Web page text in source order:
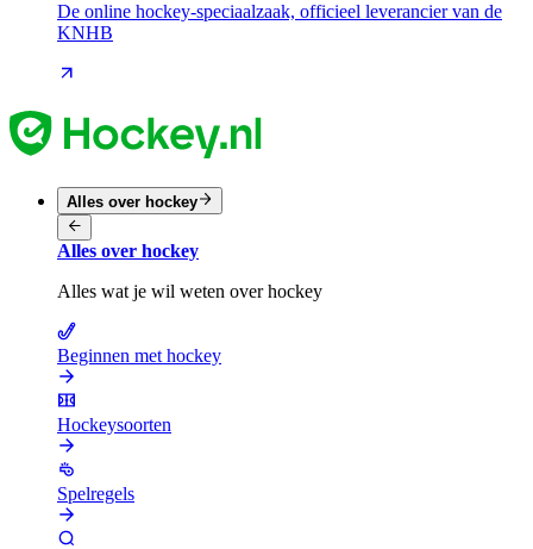
De online hockey-speciaalzaak, officieel leverancier van de
KNHB
Alles over hockey
Alles over hockey
Alles wat je wil weten over hockey
Beginnen met hockey
Hockeysoorten
Spelregels